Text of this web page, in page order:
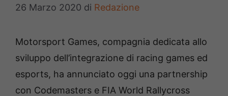
26 Marzo 2020 di Redazione
Motorsport Games, compagnia dedicata allo
sviluppo dell’integrazione di racing games ed
esports, ha annunciato oggi una partnership
con Codemasters e FIA World Rallycross